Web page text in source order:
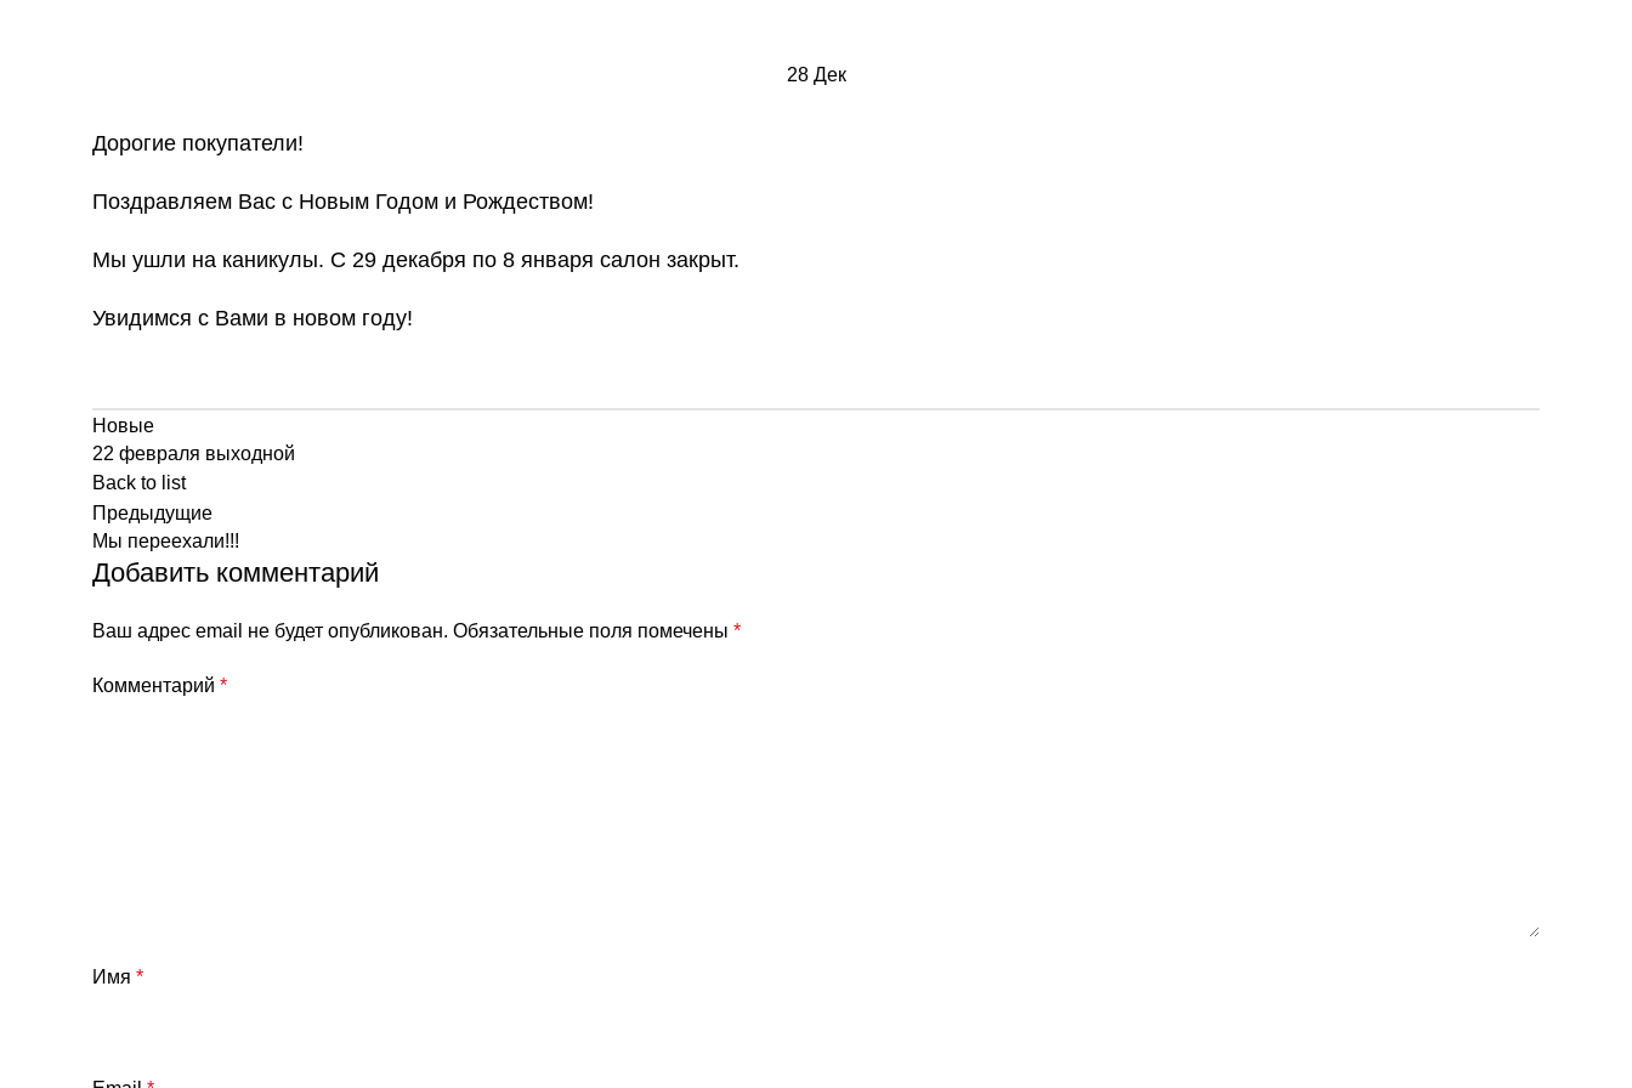
28 Дек
Дорогие покупатели!
Поздравляем Вас с Новым Годом и Рождеством!
Мы ушли на каникулы. C 29 декабря по 8 января салон закрыт.
Увидимся с Вами в новом году!
Новые
22 февраля выходной
Back to list
Предыдущие
Мы переехали!!!
Добавить комментарий
Ваш адрес email не будет опубликован. Обязательные поля помечены *
Комментарий *
Имя *